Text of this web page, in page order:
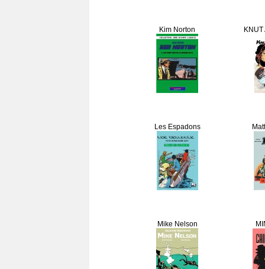
Kim Norton
Les Espadons
Mike Nelson